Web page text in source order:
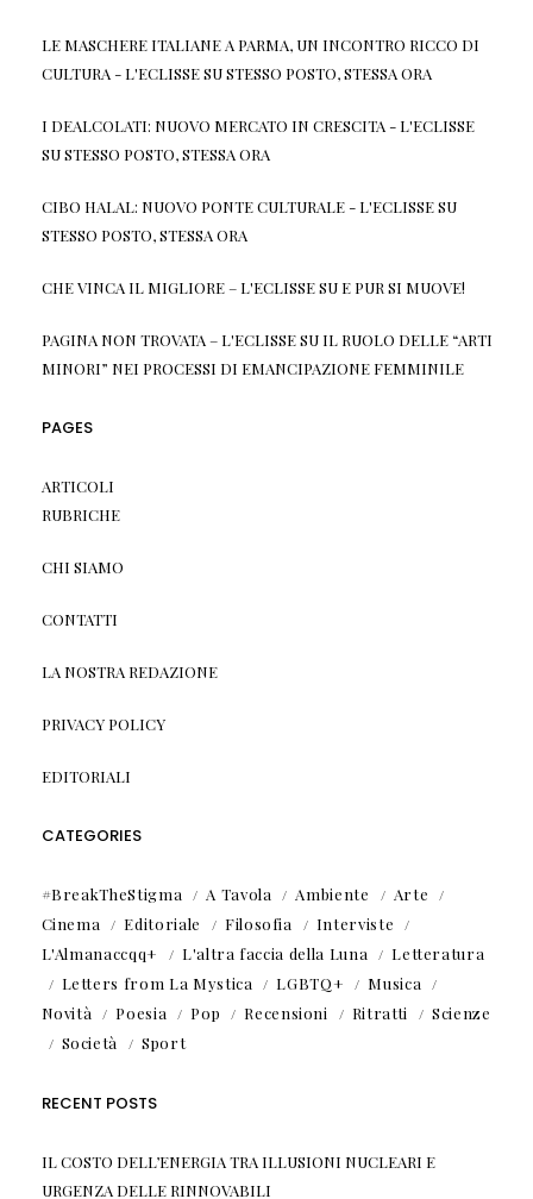
LE MASCHERE ITALIANE A PARMA, UN INCONTRO RICCO DI
CULTURA - L'ECLISSESUSTESSO POSTO, STESSA ORA
I DEALCOLATI: NUOVO MERCATO IN CRESCITA - L'ECLISSE
SUSTESSO POSTO, STESSA ORA
CIBO HALAL: NUOVO PONTE CULTURALE - L'ECLISSESU
STESSO POSTO, STESSA ORA
CHE VINCA IL MIGLIORE – L'ECLISSESU E PUR SI MUOVE!
PAGINA NON TROVATA – L'ECLISSESU IL RUOLO DELLE “ARTI
MINORI” NEI PROCESSI DI EMANCIPAZIONE FEMMINILE
PAGES
ARTICOLI
RUBRICHE
CHI SIAMO
CONTATTI
LA NOSTRA REDAZIONE
PRIVACY POLICY
EDITORIALI
CATEGORIES
#BreakTheStigma A Tavola Ambiente
Arte
Cinema
Editoriale Filosofia
Interviste
L'Almanaccqq+
L'altra faccia della Luna
Letteratura
Letters from La Mystica
LGBTQ+
Musica
Novità
Poesia Pop Recensioni Ritratti
Scienze
Società
Sport
RECENT POSTS
IL COSTO DELL’ENERGIA TRA ILLUSIONI NUCLEARI E
URGENZA DELLE RINNOVABILI